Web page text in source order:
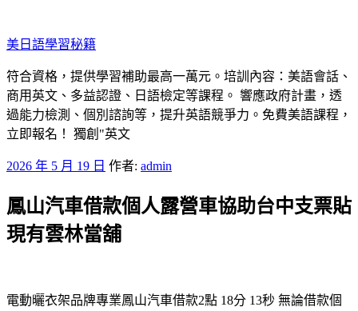
至
主
要
內
容
美日語學​​習秘籍
符合資格，提供學習補助最高一萬元。培訓內容：美語會話、
商用英文、多益認證、日語檢定等課程。 響應政府計畫，透
過能力檢測、個別諮詢等，提升英語競爭力。免費美語課程，
立即報名！ 獨創"英文
發
於
2026 年 5 月 19 日 作者: admin
鳳山汽車借款個人露營車協助台中支票貼
現有雲林當舖
電動曬衣架品牌專業鳳山汽車借款2點 18分 13秒 無論借款個